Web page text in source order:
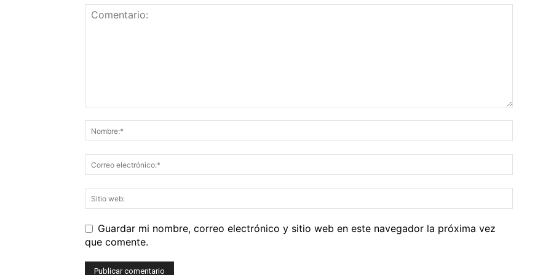
Guardar mi nombre, correo electrónico y sitio web en este navegador la próxima vez
que comente.